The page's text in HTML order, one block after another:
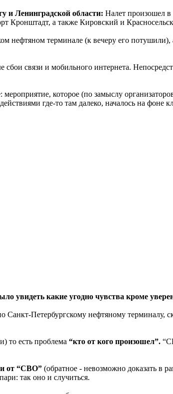
и Ленинградской области: Налет произошел в
Кронштадт, а также Кировский и
нефтяном терминале (к вечеру его
связи и мобильного интернета.
которое (по замыслу
где-то там далеко, началось на
какие угодно чувства кроме
Петербургскому нефтяному терминалу,
то есть проблема “кто от кого произошел”.
от “СВО” (обратное - невозможно доказать в
так оно и случиться.